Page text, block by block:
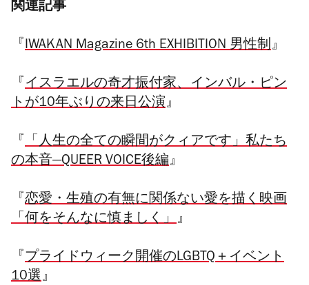
関連記事
『 IWAKAN Magazine 6th EXHIBITION 男性制』
『 イスラエルの奇才振付家、インバル・ピン
トが10年ぶりの来日公演』
『 「人生の全ての瞬間がクィアです」私たち
の本音―QUEER VOICE後編』
『 恋愛・生殖の有無に関係ない愛を描く映画
「何をそんなに慎ましく」』
『 プライドウィーク開催のLGBTQ＋イベント
10選』